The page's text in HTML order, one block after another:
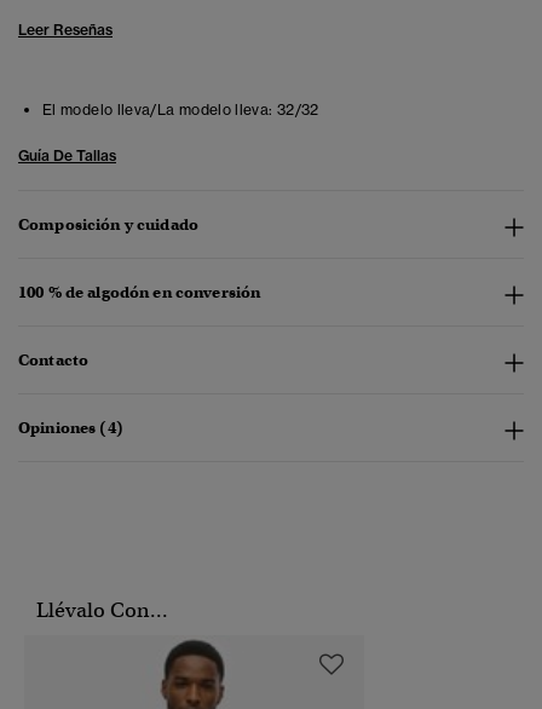
Leer Reseñas
El modelo lleva/La modelo lleva: 32/32
Guía De Tallas
Composición y cuidado
100 % de algodón en conversión
Contacto
Opiniones (4)
Llévalo Con...